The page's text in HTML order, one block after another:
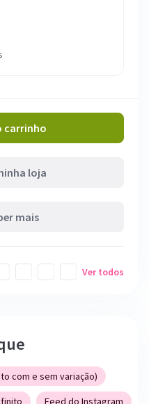
carrinho
loja
mais
Ver todos
com e sem variação)
Feed do Instagram